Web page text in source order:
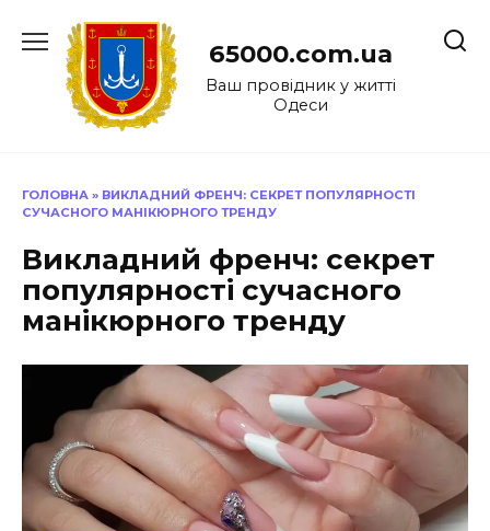
до
65000.com.ua
Ваш провідник у житті
Одеси
ГОЛОВНА » ВИКЛАДНИЙ ФРЕНЧ: СЕКРЕТ ПОПУЛЯРНОСТІ
СУЧАСНОГО МАНІКЮРНОГО ТРЕНДУ
Викладний френч: секрет
популярності сучасного
манікюрного тренду